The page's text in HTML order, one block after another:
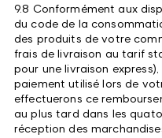
9.8 Conformément aux
du code de la
des produits de votre
frais de livraison au tarif
pour une livraison
paiement utilisé lors de
effectuerons ce
au plus tard dans les
réception des